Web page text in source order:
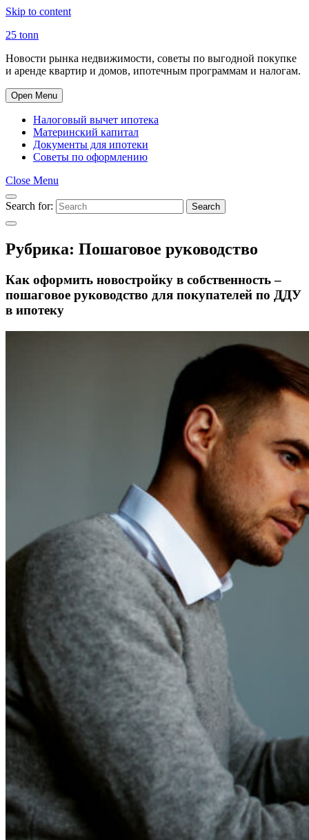
Skip to content
25 tonn
Новости рынка недвижимости, советы по выгодной покупке
и аренде квартир и домов, ипотечным программам и налогам.
Open Menu
Налоговый вычет ипотека
Материнский капитал
Документы для ипотеки
Советы по оформлению
Close Menu
Search for: Search
Рубрика: Пошаговое руководство
Как оформить новостройку в собственность –
пошаговое руководство для покупателей по ДДУ
в ипотеку